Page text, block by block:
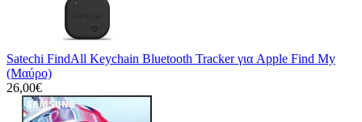
Satechi FindAll Keychain Bluetooth Tracker για Apple Find My
(Μαύρο)
26,00€